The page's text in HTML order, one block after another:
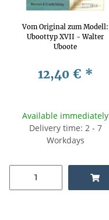
Vom Original zum Modell:
Uboottyp XVII - Walter
Uboote
12,40 € *
Available immediately
Delivery time: 2 - 7
Workdays